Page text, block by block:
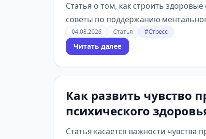
Статья о том, как строить
советы по поддержанию
04.08.2026 Статья #Стресс
Читать далее
Как развить чувство
психического
Статья касается важности